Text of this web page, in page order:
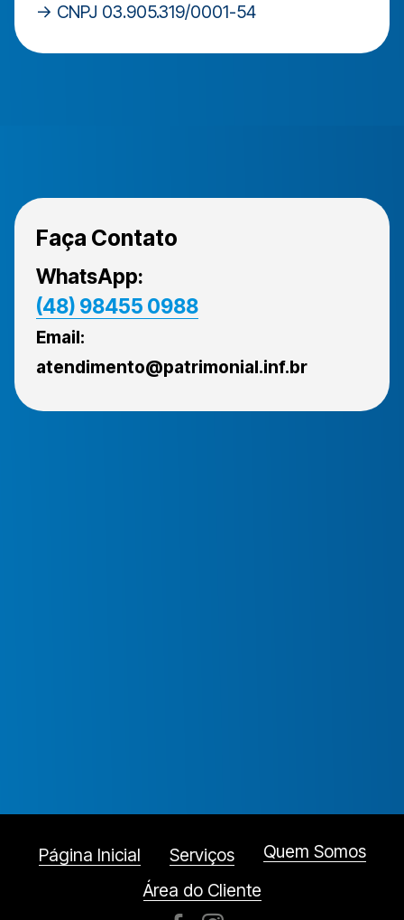
-> CNPJ 03.905.319/0001-54
Faça Contato
WhatsApp:
(48) 98455 0988
Email:
atendimento@patrimonial.inf.br
Página Inicial Serviços
Quem Somos
Área do Cliente